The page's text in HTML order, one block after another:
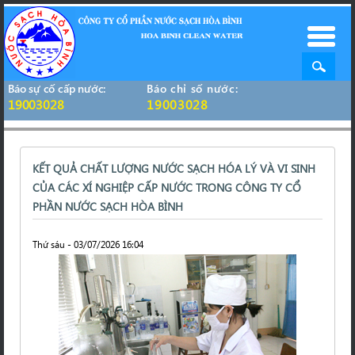
Báo sự cố cấp nước:
19003028
Báo chỉ số nước:
19003028
KẾT QUẢ CHẤT LƯỢNG NƯỚC SẠCH HÓA LÝ VÀ VI SINH
CỦA CÁC XÍ NGHIỆP CẤP NƯỚC TRONG CÔNG TY CỔ
PHẦN NƯỚC SẠCH HÒA BÌNH
Thứ sáu - 03/07/2026 16:04